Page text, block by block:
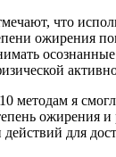
что
ожирения
методам я
ожирения и
для